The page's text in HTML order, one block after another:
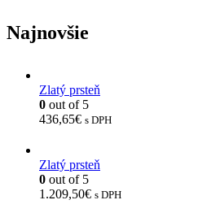
Najnovšie
Zlatý prsteň
0 out of 5
436,65€ s DPH
Zlatý prsteň
0 out of 5
1.209,50€ s DPH